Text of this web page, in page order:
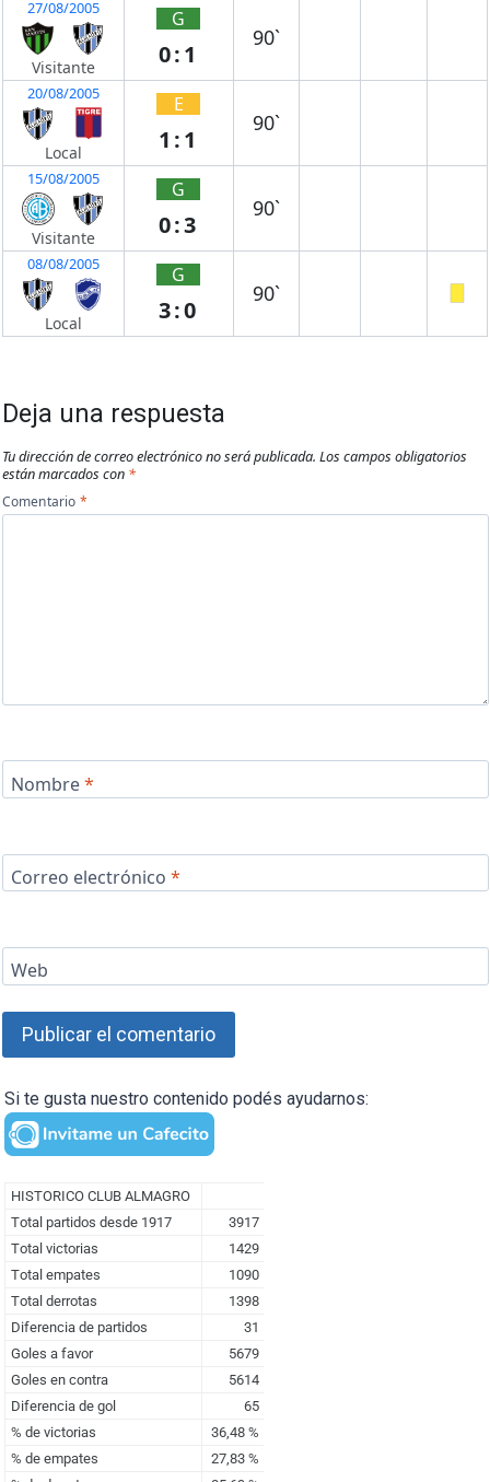
27/08/2005
Visitante
G
0:1
90`
20/08/2005
Local
E
1:1
90`
15/08/2005
Visitante
G
0:3
90`
08/08/2005
Local
G
3:0
90`
Deja una respuesta
Tu dirección de correo electrónico no será publicada. Los campos obligatorios
están marcados con *
Comentario *
Nombre*
Correo electrónico *
Web
Si te gusta nuestro contenido podés ayudarnos: